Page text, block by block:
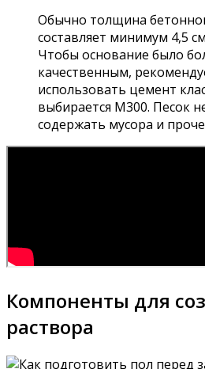
Обычно толщина
составляет минимум 4,5
Чтобы основание было
качественным,
использовать цемент
выбирается М300. Песок
содержать мусора и
Компоненты для
раствора